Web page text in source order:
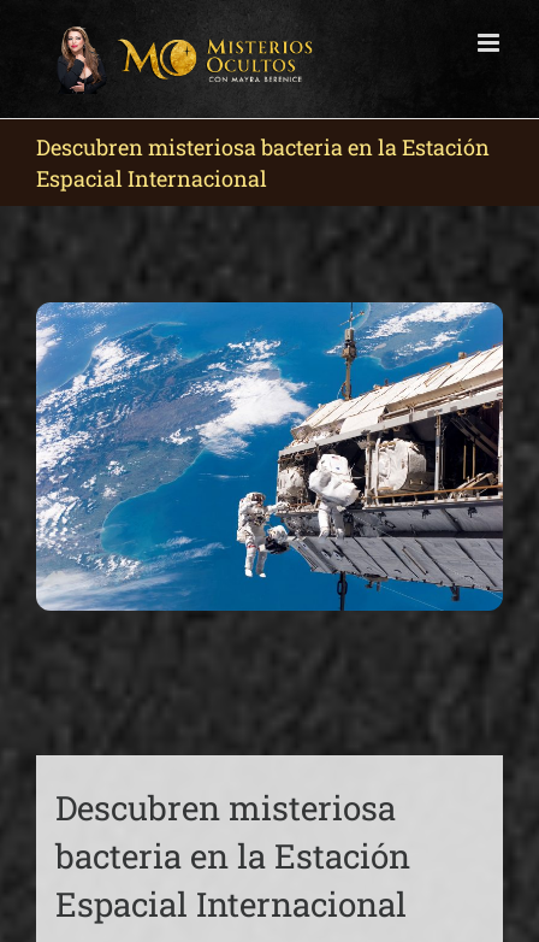
Descubren misteriosa bacteria en la Estación
Espacial Internacional
Descubren misteriosa
bacteria en la Estación
Espacial Internacional